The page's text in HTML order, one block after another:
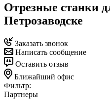
Отрезные станки
Петрозаводске
Заказать звонок
Написать сообщение
Оставить отзыв
Ближайший офис
Фильтр:
Партнеры